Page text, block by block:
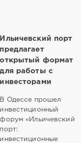
Ильичевский порт
предлагает
открытый формат
для работы с
инвесторами
В Одессе прошел
инвестиционный
форум «Ильичевский
порт:
инвестиционные